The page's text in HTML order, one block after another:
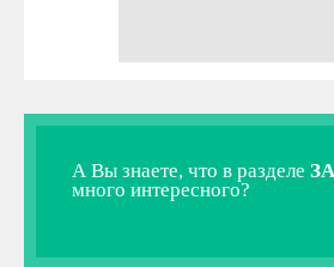
А Вы знаете, что в разделе
много интересного?